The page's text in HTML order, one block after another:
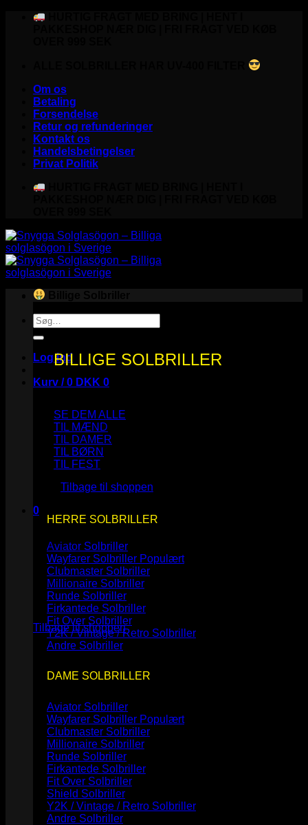
Fortsæt
Om os
Betaling
Forsendelse
Retur og refunderinger
Kontakt os
Handelsbetingelser
Privat Politik
Søg
efter:
Log ind
Kurv /0 DKK 0
Ingen varer i kurven.
Tilbage til shoppen
0
Kurv
Ingen varer i kurven.
Tilbage til shoppen
BILLIGE SOLBRILLER
SE DEM ALLE
TIL MÆND
TIL DAMER
TIL BØRN
TIL FEST
HERRE SOLBRILLER
Aviator Solbriller
Wayfarer Solbriller
Clubmaster Solbriller
Millionaire Solbriller
Runde Solbriller
Firkantede Solbriller
Fit Over Solbriller
Y2K / Vintage / Retro Solbriller
Andre Solbriller
DAME SOLBRILLER
Aviator Solbriller
Wayfarer Solbriller
Clubmaster Solbriller
Millionaire Solbriller
Runde Solbriller
Firkantede Solbriller
Fit Over Solbriller
Shield Solbriller
Y2K / Vintage / Retro Solbriller
Andre Solbriller